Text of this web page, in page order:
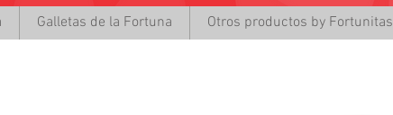
Galletas de la Fortuna Otros productos by Fortunitas